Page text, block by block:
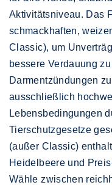
Aktivitätsniveau. Das
schmackhaften,
Classic), um
bessere Verdauung
Darmentzündungen
ausschließlich
Lebensbedingungen
Tierschutzgesetze
(außer Classic)
Heidelbeere und
Wähle zwischen